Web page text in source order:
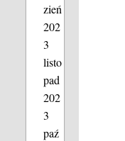
zień
202
3
listo
pad
202
3
paź